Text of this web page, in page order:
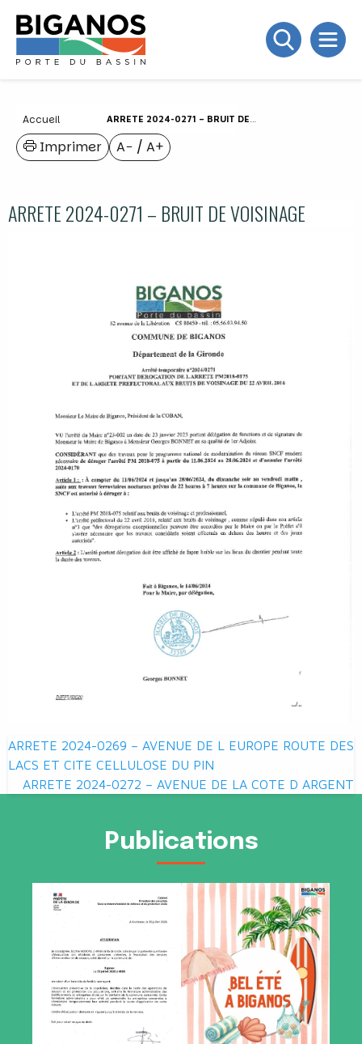
Accueil ARRETE 2024-0271 – BRUIT DE VOISINAGE
A− / A+
Imprimer
ARRETE 2024-0271 – BRUIT DE VOISINAGE
Navigation
de
l’article
ARRETE 2024-0269 – AVENUE DE L EUROPE ROUTE DES
LACS ET CITE CELLULOSE DU PIN
ARRETE 2024-0272 – AVENUE DE LA COTE D ARGENT
Publications